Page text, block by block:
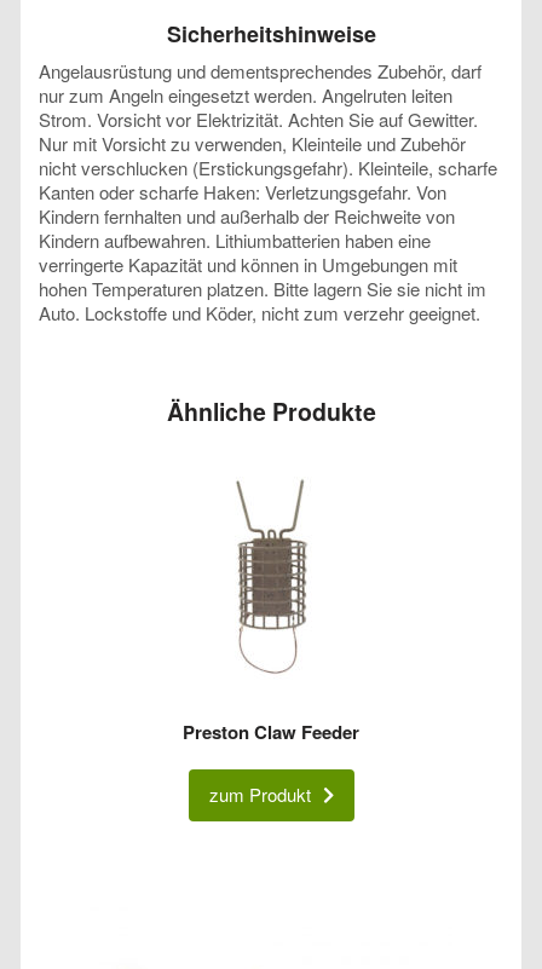
Sicherheitshinweise
Angelausrüstung und dementsprechendes Zubehör, darf
nur zum Angeln eingesetzt werden. Angelruten leiten
Strom. Vorsicht vor Elektrizität. Achten Sie auf Gewitter.
Nur mit Vorsicht zu verwenden, Kleinteile und Zubehör
nicht verschlucken (Erstickungsgefahr). Kleinteile, scharfe
Kanten oder scharfe Haken: Verletzungsgefahr. Von
Kindern fernhalten und außerhalb der Reichweite von
Kindern aufbewahren. Lithiumbatterien haben eine
verringerte Kapazität und können in Umgebungen mit
hohen Temperaturen platzen. Bitte lagern Sie sie nicht im
Auto. Lockstoffe und Köder, nicht zum verzehr geeignet.
Ähnliche Produkte
Preston Claw Feeder
zum Produkt